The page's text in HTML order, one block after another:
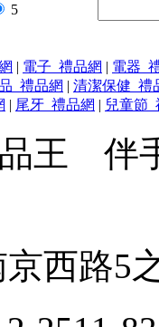
5
| 電子_禮品網 | 電器_
_禮品網 | 清潔保健_禮
| 尾牙_禮品網 | 兒童節
王 伴
西路5